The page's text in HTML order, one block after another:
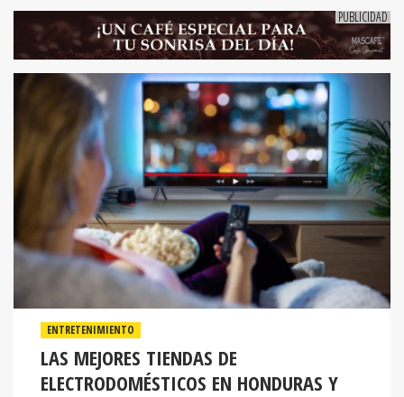
LAS MEJORES TIENDAS DE
ELECTRODOMÉSTICOS EN HONDURAS Y
CÓMO COMPRARLOS A CRÉDITO